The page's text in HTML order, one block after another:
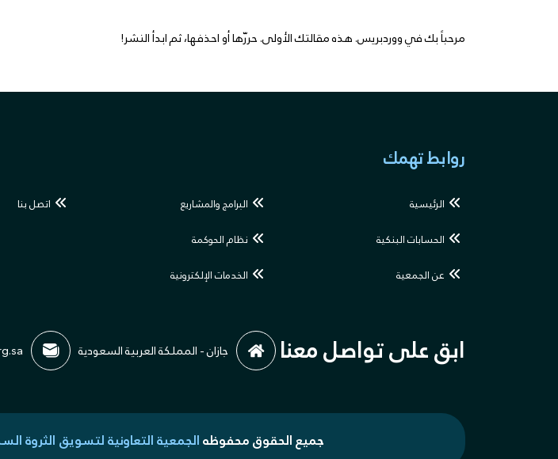
مرحباً بك في ووردبريس. هذه مقالتك الأولى. حررّها أو احذفها، ثم ابدأ النشر!
روابط تهمك
الرئيسية
الحسابات البنكية
عن الجمعية
البرامج والمشاريع
نظام الحوكمة
الخدمات الإلكترونية
اتصل بنا
ابق على تواصل معنا جازان - المملكة العربية السعودية
جميع الحقوق محفوظهالجمعية التعاونية لتسويق الثروة